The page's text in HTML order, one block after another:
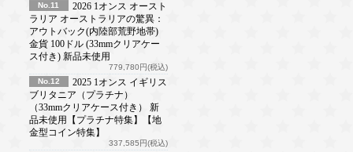
No.11
2026 1オンス オースト
ラリア オーストラリアの驚異：
アウトバック(内陸部荒野地帯)
金貨 100ドル (33mmクリアケー
ス付き) 新品未使用
779,780円(税込)
No.12
2025 1オンス イギリス
ブリタニア（プラチナ）
（33mmクリアケース付き） 新
品未使用【プラチナ特集】【地
金型コイン特集】
337,585円(税込)